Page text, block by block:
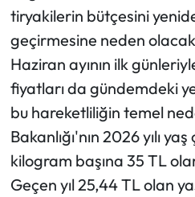
tiryakilerin bütçesini
geçirmesine neden
Haziran ayının ilk
fiyatları da gündemdeki
bu hareketliliğin temel
Bakanlığı'nın 2026 yılı
kilogram başına 35 TL
Geçen yıl 25,44 TL olan
Ekonomi
Sağlık
Turizm
Teknoloji